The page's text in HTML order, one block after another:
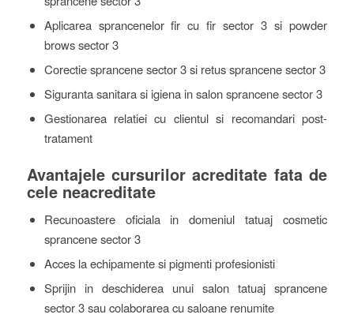
Aplicarea sprancenelor fir cu fir sector 3 si powder
brows sector 3
Corectie sprancene sector 3 si retus sprancene sector 3
Siguranta sanitara si igiena in salon sprancene sector 3
Gestionarea relatiei cu clientul si recomandari post-
tratament
Avantajele cursurilor acreditate fata de
cele neacreditate
Recunoastere oficiala in domeniul tatuaj cosmetic
sprancene sector 3
Acces la echipamente si pigmenti profesionisti
Sprijin in deschiderea unui salon tatuaj sprancene
sector 3 sau colaborarea cu saloane renumite